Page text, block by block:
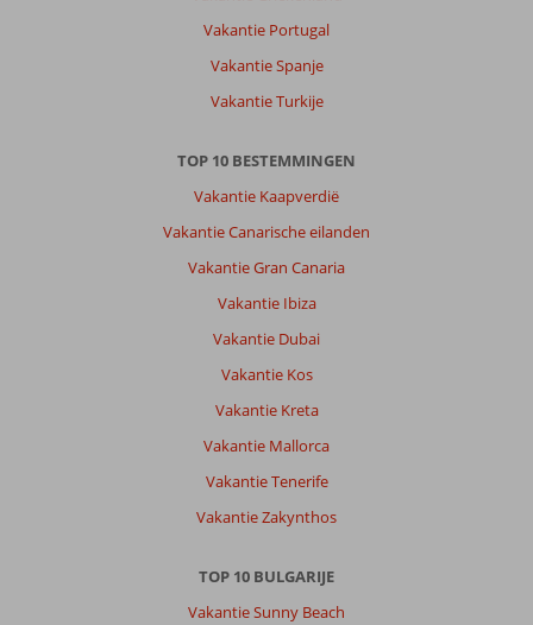
Vakantie Portugal
Vakantie Spanje
Vakantie Turkije
TOP 10 BESTEMMINGEN
Vakantie Kaapverdië
Vakantie Canarische eilanden
Vakantie Gran Canaria
Vakantie Ibiza
Vakantie Dubai
Vakantie Kos
Vakantie Kreta
Vakantie Mallorca
Vakantie Tenerife
Vakantie Zakynthos
TOP 10 BULGARIJE
Vakantie Sunny Beach